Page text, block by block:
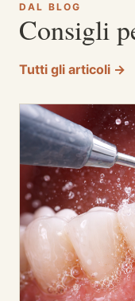
DAL BLOG
Consigli
Tutti gli articoli →